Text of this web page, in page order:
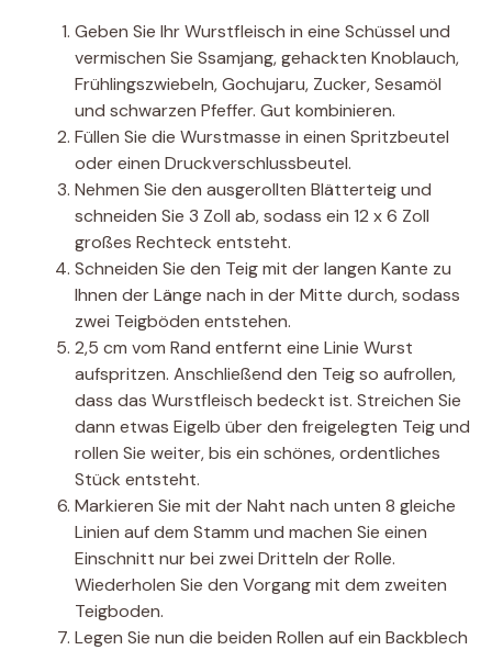
Geben Sie Ihr Wurstfleisch in eine Schüssel und
vermischen Sie Ssamjang, gehackten Knoblauch,
Frühlingszwiebeln, Gochujaru, Zucker, Sesamöl
und schwarzen Pfeffer. Gut kombinieren.
Füllen Sie die Wurstmasse in einen Spritzbeutel
oder einen Druckverschlussbeutel.
Nehmen Sie den ausgerollten Blätterteig und
schneiden Sie 3 Zoll ab, sodass ein 12 x 6 Zoll
großes Rechteck entsteht.
Schneiden Sie den Teig mit der langen Kante zu
Ihnen der Länge nach in der Mitte durch, sodass
zwei Teigböden entstehen.
2,5 cm vom Rand entfernt eine Linie Wurst
aufspritzen. Anschließend den Teig so aufrollen,
dass das Wurstfleisch bedeckt ist. Streichen Sie
dann etwas Eigelb über den freigelegten Teig und
rollen Sie weiter, bis ein schönes, ordentliches
Stück entsteht.
Markieren Sie mit der Naht nach unten 8 gleiche
Linien auf dem Stamm und machen Sie einen
Einschnitt nur bei zwei Dritteln der Rolle.
Wiederholen Sie den Vorgang mit dem zweiten
Teigboden.
Legen Sie nun die beiden Rollen auf ein Backblech